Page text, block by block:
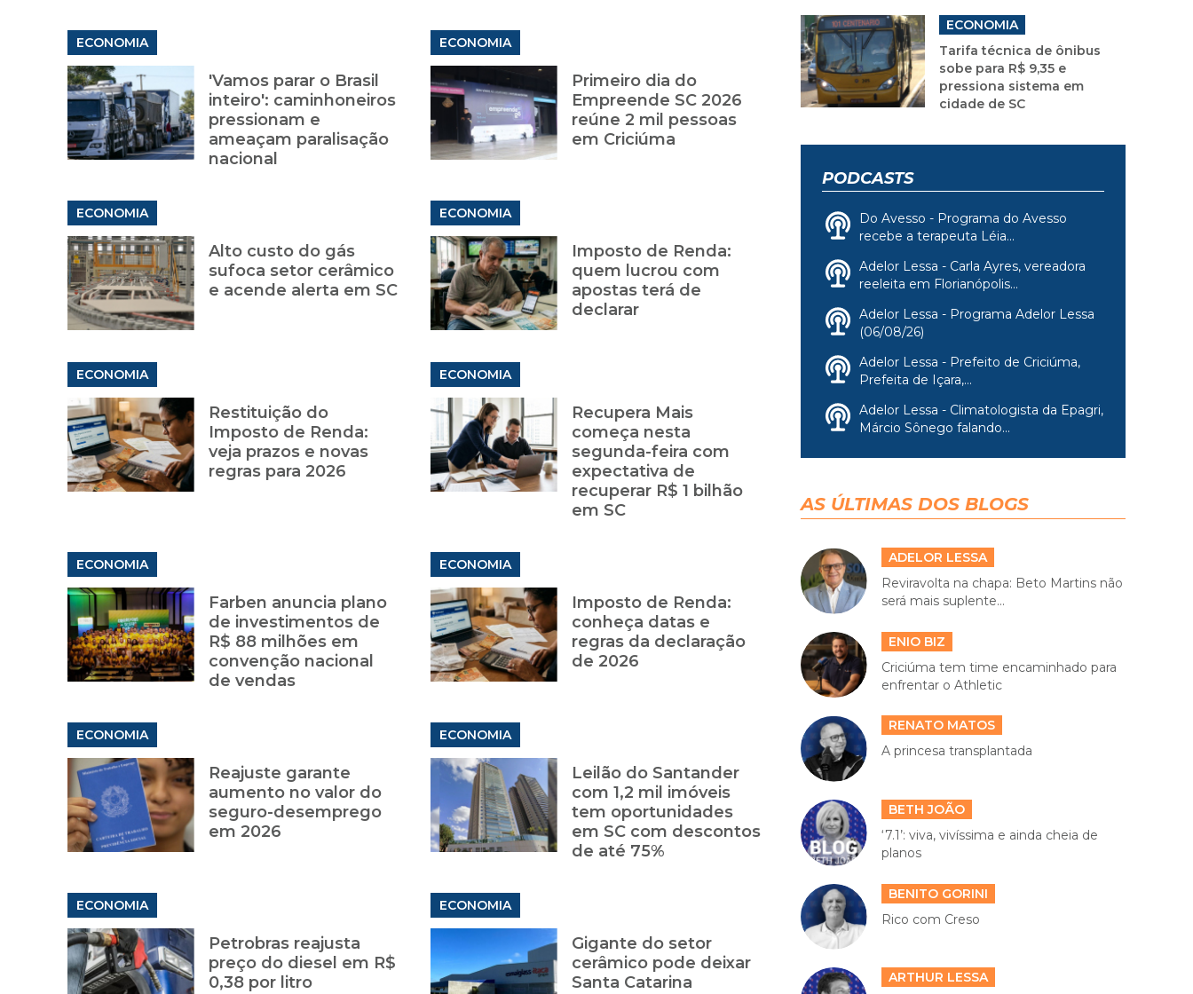
ECONOMIA
'Vamos parar o Brasil
inteiro': caminhoneiros
pressionam e
ameaçam paralisação
nacional
ECONOMIA
Primeiro dia do
Empreende SC 2026
reúne 2 mil pessoas
em Criciúma
ECONOMIA
Alto custo do gás
sufoca setor cerâmico
e acende alerta em SC
ECONOMIA
Imposto de Renda:
quem lucrou com
apostas terá de
declarar
ECONOMIA
Restituição do
Imposto de Renda:
veja prazos e novas
regras para 2026
ECONOMIA
Recupera Mais
começa nesta
segunda-feira com
expectativa de
recuperar R$ 1 bilhão
em SC
ECONOMIA
Farben anuncia plano
de investimentos de
R$ 88 milhões em
convenção nacional
de vendas
ECONOMIA
Imposto de Renda:
conheça datas e
regras da declaração
de 2026
ECONOMIA
Reajuste garante
aumento no valor do
seguro-desemprego
em 2026
ECONOMIA
Leilão do Santander
com 1,2 mil imóveis
tem oportunidades
em SC com descontos
de até 75%
ECONOMIA
Petrobras reajusta
preço do diesel em R$
0,38 por litro
ECONOMIA
Gigante do setor
cerâmico pode deixar
Santa Catarina
ECONOMIA
Tarifa técnica de ônibus
sobe para R$ 9,35 e
pressiona sistema em
cidade de SC
PODCASTS
Do Avesso - Programa do Avesso
recebe a terapeuta Léia...
Adelor Lessa - Carla Ayres, vereadora
reeleita em Florianópolis...
Adelor Lessa - Programa Adelor Lessa
(06/08/26)
Adelor Lessa - Prefeito de Criciúma,
Prefeita de Içara,...
Adelor Lessa - Climatologista da Epagri,
Márcio Sônego falando...
AS ÚLTIMAS DOS BLOGS
ADELOR LESSA
Reviravolta na chapa: Beto Martins não
será mais suplente...
ENIO BIZ
Criciúma tem time encaminhado para
enfrentar o Athletic
RENATO MATOS
A princesa transplantada
BETH JOÃO
‘7.1’: viva, vivíssima e ainda cheia de
planos
BENITO GORINI
Rico com Creso
ARTHUR LESSA